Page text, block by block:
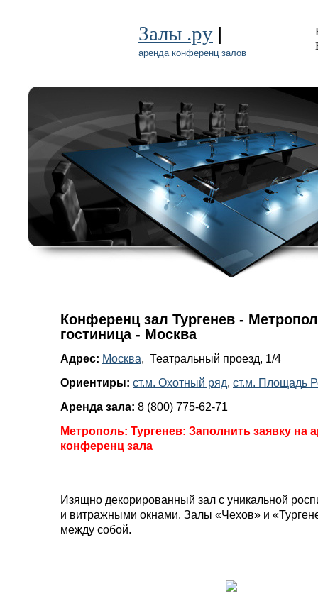
Залы .ру |
аренда конференц залов
Конференц зал Тургенев -
гостиница - Москва
Адрес: Москва, Театральный проезд, 1/4
Ориентиры: ст.м. Охотный ряд, ст.м. Площадь
Аренда зала: 8 (800) 775-62-71
Метрополь: Тургенев: Заполнить заявку на
конференц зала
Изящно декорированный зал с уникальной
и витражными окнами. Залы «Чехов» и
между собой.